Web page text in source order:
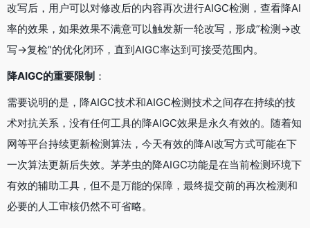
改写后，用户可以对修改后的内容再次进行AIGC检测，查看降AI
率的效果，如果效果不满意可以触发新一轮改写，形成”检测→改
写→复检”的优化闭环，直到AIGC率达到可接受范围内。
降AIGC的重要限制 ：
需要说明的是，降AIGC技术和AIGC检测技术之间存在持续的技
术对抗关系，没有任何工具的降AIGC效果是永久有效的。随着知
网等平台持续更新检测算法，今天有效的降AI改写方式可能在下
一次算法更新后失效。茅茅虫的降AIGC功能是在当前检测环境下
有效的辅助工具，但不是万能的保障，最终提交前的再次检测和
必要的人工审核仍然不可省略。